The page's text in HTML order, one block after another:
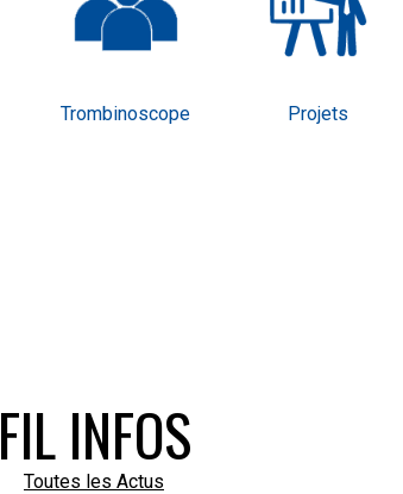
Trombinoscope Projets
FIL INFOS
Toutes les Actus